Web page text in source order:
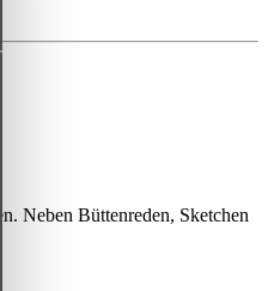
Neben Büttenreden, Sketchen